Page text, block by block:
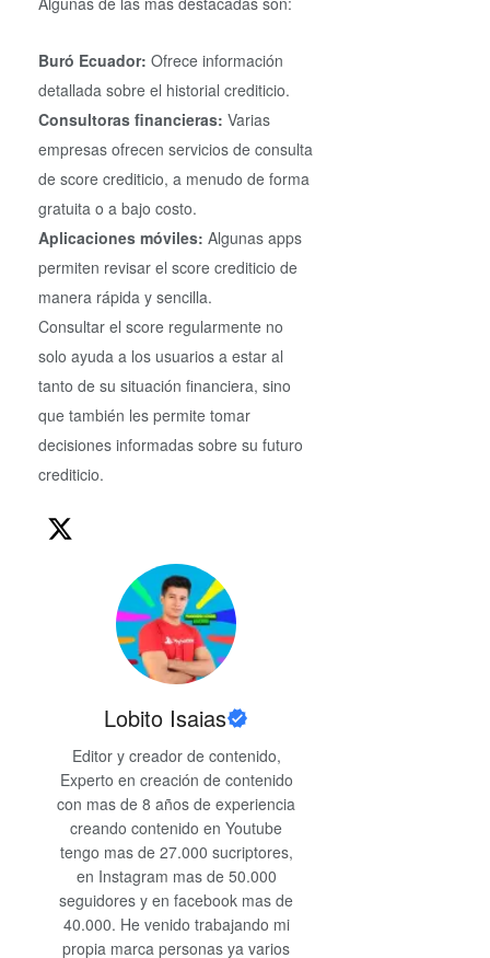
Buró Ecuador: Ofrece información
detallada sobre el historial crediticio.
Consultoras financieras: Varias
empresas ofrecen servicios de consulta
de score crediticio, a menudo de forma
gratuita o a bajo costo.
Aplicaciones móviles: Algunas apps
permiten revisar el score crediticio de
manera rápida y sencilla.
Consultar el score regularmente no
solo ayuda a los usuarios a estar al
tanto de su situación financiera, sino
que también les permite tomar
decisiones informadas sobre su futuro
crediticio.
Lobito Isaias
Editor y creador de contenido,
Experto en creación de contenido
con mas de 8 años de experiencia
creando contenido en Youtube
tengo mas de 27.000 sucriptores,
en Instagram mas de 50.000
seguidores y en facebook mas de
40.000. He venido trabajando mi
propia marca personas ya varios